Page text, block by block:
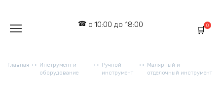
содержанию
с 10:00 до 18:00 0
Главная
Инструмент и
оборудование
Ручной
инструмент
Малярный и
отделочный инструмент